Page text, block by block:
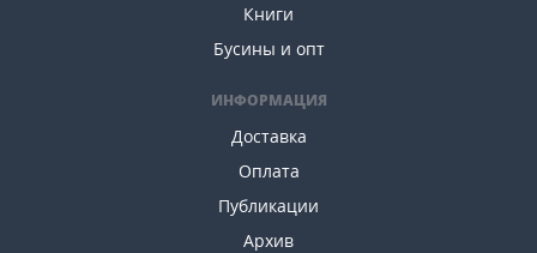
Книги
Бусины и опт
ИНФОРМАЦИЯ
Доставка
Оплата
Публикации
Архив